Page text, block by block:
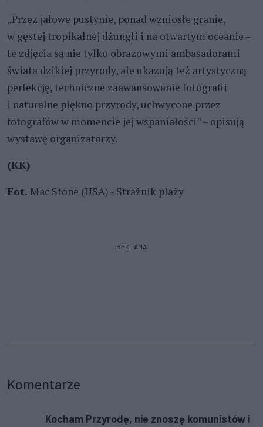
„Przez jałowe pustynie, ponad wzniosłe granie,
w gęstej tropikalnej dżungli i na otwartym oceanie –
te zdjęcia są nie tylko obrazowymi ambasadorami
świata dzikiej przyrody, ale ukazują też artystyczną
perfekcję, techniczne zaawansowanie fotografii
i naturalne piękno przyrody, uchwycone przez
fotografów w momencie jej wspaniałości” – opisują
wystawę organizatorzy.
(KK)
Fot. Mac Stone (USA) - Strażnik plaży
REKLAMA
Komentarze
Kocham Przyrodę, nie znoszę komunistów i